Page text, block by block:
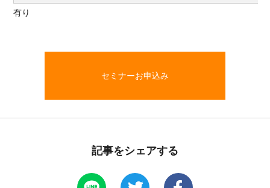
有り
セミナーお申込み
記事をシェアする